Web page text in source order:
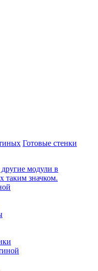
Готовые стенки
модули в
таким значком.